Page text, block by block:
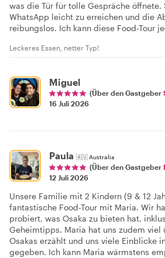
was die Tür für tolle Gespräche öffnete.
WhatsApp leicht zu erreichen und die
reibungslos. Ich kann diese Food-Tour
Leckeres Essen, netter Typ!
Miguel
(Über den Gastgeber
16 Juli 2026
Paula 🇦🇺Australia
(Über den Gastgeber
12 Juli 2026
Unsere Familie mit 2 Kindern (9 & 12
fantastische Food-Tour mit Maria. Wir
probiert, was Osaka zu bieten hat,
Geheimtipps. Maria hat uns zudem viel
Osakas erzählt und uns viele Einblicke
gegeben. Ich kann Maria wärmstens